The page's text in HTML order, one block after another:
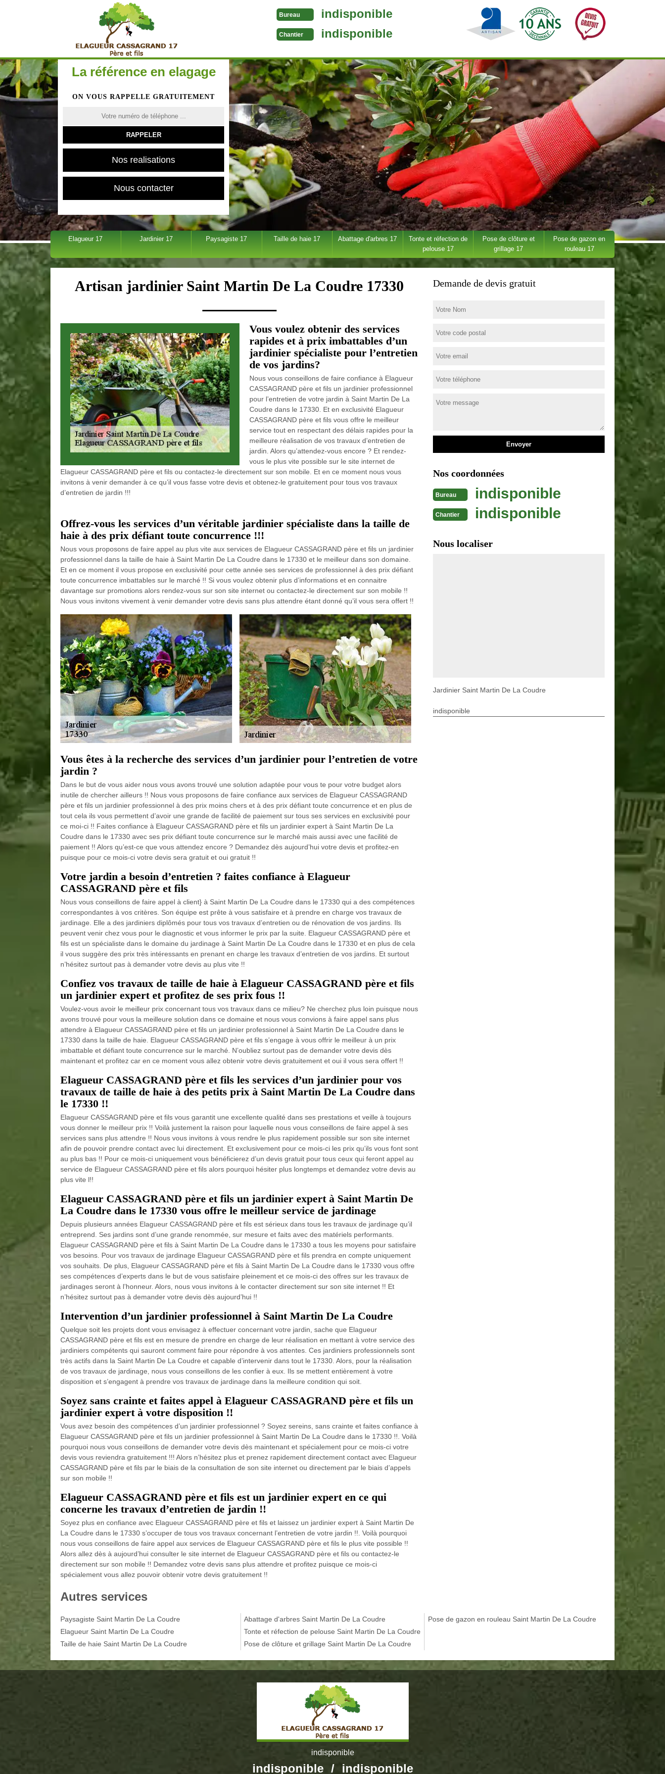
Bureau indisponible
Chantier indisponible
La référence en elagage
ON VOUS RAPPELLE GRATUITEMENT
Nos realisations
Nous contacter
Elagueur 17 Jardinier 17 Paysagiste 17 Taille de haie 17 Abattage d'arbres 17
Tonte et réfection de
pelouse 17
Pose de clôture et
grillage 17
Pose de gazon en
rouleau 17
Artisan jardinier Saint Martin De La Coudre 17330
Vous voulez obtenir des services
rapides et à prix imbattables d’un
jardinier spécialiste pour l’entretien
de vos jardins?
Nous vous conseillons de faire confiance à Elagueur
CASSAGRAND père et fils un jardinier professionnel
pour l’entretien de votre jardin à Saint Martin De La
Coudre dans le 17330. Et en exclusivité Elagueur
CASSAGRAND père et fils vous offre le meilleur
service tout en respectant des délais rapides pour la
meilleure réalisation de vos travaux d’entretien de
jardin. Alors qu’attendez-vous encore ? Et rendez-
vous le plus vite possible sur le site internet de
Elagueur CASSAGRAND père et fils ou contactez-le directement sur son mobile. Et en ce moment nous vous
invitons à venir demander à ce qu’il vous fasse votre devis et obtenez-le gratuitement pour tous vos travaux
d’entretien de jardin !!!
Offrez-vous les services d’un véritable jardinier spécialiste dans la taille de
haie à des prix défiant toute concurrence !!!
Nous vous proposons de faire appel au plus vite aux services de Elagueur CASSAGRAND père et fils un jardinier
professionnel dans la taille de haie à Saint Martin De La Coudre dans le 17330 et le meilleur dans son domaine.
Et en ce moment il vous propose en exclusivité pour cette année ses services de professionnel à des prix défiant
toute concurrence imbattables sur le marché !! Si vous voulez obtenir plus d’informations et en connaitre
davantage sur promotions alors rendez-vous sur son site internet ou contactez-le directement sur son mobile !!
Nous vous invitons vivement à venir demander votre devis sans plus attendre étant donné qu’il vous sera offert !!
Vous êtes à la recherche des services d’un jardinier pour l’entretien de votre
jardin ?
Dans le but de vous aider nous vous avons trouvé une solution adaptée pour vous te pour votre budget alors
inutile de chercher ailleurs !! Nous vous proposons de faire confiance aux services de Elagueur CASSAGRAND
père et fils un jardinier professionnel à des prix moins chers et à des prix défiant toute concurrence et en plus de
tout cela ils vous permettent d’avoir une grande de facilité de paiement sur tous ses services en exclusivité pour
ce moi-ci !! Faites confiance à Elagueur CASSAGRAND père et fils un jardinier expert à Saint Martin De La
Coudre dans le 17330 avec ses prix défiant toute concurrence sur le marché mais aussi avec une facilité de
paiement !! Alors qu’est-ce que vous attendez encore ? Demandez dès aujourd’hui votre devis et profitez-en
puisque pour ce mois-ci votre devis sera gratuit et oui gratuit !!
Votre jardin a besoin d’entretien ? faites confiance à Elagueur
CASSAGRAND père et fils
Nous vous conseillons de faire appel à client} à Saint Martin De La Coudre dans le 17330 qui a des compétences
correspondantes à vos critères. Son équipe est prête à vous satisfaire et à prendre en charge vos travaux de
jardinage. Elle a des jardiniers diplômés pour tous vos travaux d’entretien ou de rénovation de vos jardins. Ils
peuvent venir chez vous pour le diagnostic et vous informer le prix par la suite. Elagueur CASSAGRAND père et
fils est un spécialiste dans le domaine du jardinage à Saint Martin De La Coudre dans le 17330 et en plus de cela
il vous suggère des prix très intéressants en prenant en charge les travaux d’entretien de vos jardins. Et surtout
n’hésitez surtout pas à demander votre devis au plus vite !!
Confiez vos travaux de taille de haie à Elagueur CASSAGRAND père et fils
un jardinier expert et profitez de ses prix fous !!
Voulez-vous avoir le meilleur prix concernant tous vos travaux dans ce milieu? Ne cherchez plus loin puisque nous
avons trouvé pour vous la meilleure solution dans ce domaine et nous vous convions à faire appel sans plus
attendre à Elagueur CASSAGRAND père et fils un jardinier professionnel à Saint Martin De La Coudre dans le
17330 dans la taille de haie. Elagueur CASSAGRAND père et fils s’engage à vous offrir le meilleur à un prix
imbattable et défiant toute concurrence sur le marché. N’oubliez surtout pas de demander votre devis dès
maintenant et profitez car en ce moment vous allez obtenir votre devis gratuitement et oui il vous sera offert !!
Elagueur CASSAGRAND père et fils les services d’un jardinier pour vos
travaux de taille de haie à des petits prix à Saint Martin De La Coudre dans
le 17330 !!
Elagueur CASSAGRAND père et fils vous garantit une excellente qualité dans ses prestations et veille à toujours
vous donner le meilleur prix !! Voilà justement la raison pour laquelle nous vous conseillons de faire appel à ses
services sans plus attendre !! Nous vous invitons à vous rendre le plus rapidement possible sur son site internet
afin de pouvoir prendre contact avec lui directement. Et exclusivement pour ce mois-ci les prix qu’ils vous font sont
au plus bas !! Pour ce mois-ci uniquement vous bénéficierez d’un devis gratuit pour tous ceux qui feront appel au
service de Elagueur CASSAGRAND père et fils alors pourquoi hésiter plus longtemps et demandez votre devis au
plus vite l!!
Elagueur CASSAGRAND père et fils un jardinier expert à Saint Martin De
La Coudre dans le 17330 vous offre le meilleur service de jardinage
Depuis plusieurs années Elagueur CASSAGRAND père et fils est sérieux dans tous les travaux de jardinage qu’il
entreprend. Ses jardins sont d’une grande renommée, sur mesure et faits avec des matériels performants.
Elagueur CASSAGRAND père et fils à Saint Martin De La Coudre dans le 17330 a tous les moyens pour satisfaire
vos besoins. Pour vos travaux de jardinage Elagueur CASSAGRAND père et fils prendra en compte uniquement
vos souhaits. De plus, Elagueur CASSAGRAND père et fils à Saint Martin De La Coudre dans le 17330 vous offre
ses compétences d’experts dans le but de vous satisfaire pleinement et ce mois-ci des offres sur les travaux de
jardinages seront à l’honneur. Alors, nous vous invitons à le contacter directement sur son site internet !! Et
n’hésitez surtout pas à demander votre devis dès aujourd’hui !!
Intervention d’un jardinier professionnel à Saint Martin De La Coudre
Quelque soit les projets dont vous envisagez à effectuer concernant votre jardin, sache que Elagueur
CASSAGRAND père et fils est en mesure de prendre en charge de leur réalisation en mettant à votre service des
jardiniers compétents qui sauront comment faire pour répondre à vos attentes. Ces jardiniers professionnels sont
très actifs dans la Saint Martin De La Coudre et capable d’intervenir dans tout le 17330. Alors, pour la réalisation
de vos travaux de jardinage, nous vous conseillons de les confier à eux. Ils se mettent entièrement à votre
disposition et s’engagent à prendre vos travaux de jardinage dans la meilleure condition qui soit.
Soyez sans crainte et faites appel à Elagueur CASSAGRAND père et fils un
jardinier expert à votre disposition !!
Vous avez besoin des compétences d’un jardinier professionnel ? Soyez sereins, sans crainte et faites confiance à
Elagueur CASSAGRAND père et fils un jardinier professionnel à Saint Martin De La Coudre dans le 17330 !!. Voilà
pourquoi nous vous conseillons de demander votre devis dès maintenant et spécialement pour ce mois-ci votre
devis vous reviendra gratuitement !!! Alors n’hésitez plus et prenez rapidement directement contact avec Elagueur
CASSAGRAND père et fils par le biais de la consultation de son site internet ou directement par le biais d’appels
sur son mobile !!
Elagueur CASSAGRAND père et fils est un jardinier expert en ce qui
concerne les travaux d’entretien de jardin !!
Soyez plus en confiance avec Elagueur CASSAGRAND père et fils et laissez un jardinier expert à Saint Martin De
La Coudre dans le 17330 s’occuper de tous vos travaux concernant l’entretien de votre jardin !!. Voilà pourquoi
nous vous conseillons de faire appel aux services de Elagueur CASSAGRAND père et fils le plus vite possible !!
Alors allez dès à aujourd’hui consulter le site internet de Elagueur CASSAGRAND père et fils ou contactez-le
directement sur son mobile !! Demandez votre devis sans plus attendre et profitez puisque ce mois-ci
spécialement vous allez pouvoir obtenir votre devis gratuitement !!
Demande de devis gratuit
Nos coordonnées
Bureau indisponible
Chantier indisponible
Nous localiser
Jardinier Saint Martin De La Coudre
indisponible
Autres services
Paysagiste Saint Martin De La Coudre
Elagueur Saint Martin De La Coudre
Taille de haie Saint Martin De La Coudre
Abattage d'arbres Saint Martin De La Coudre
Tonte et réfection de pelouse Saint Martin De La Coudre
Pose de clôture et grillage Saint Martin De La Coudre
Pose de gazon en rouleau Saint Martin De La Coudre
indisponible
indisponible / indisponible